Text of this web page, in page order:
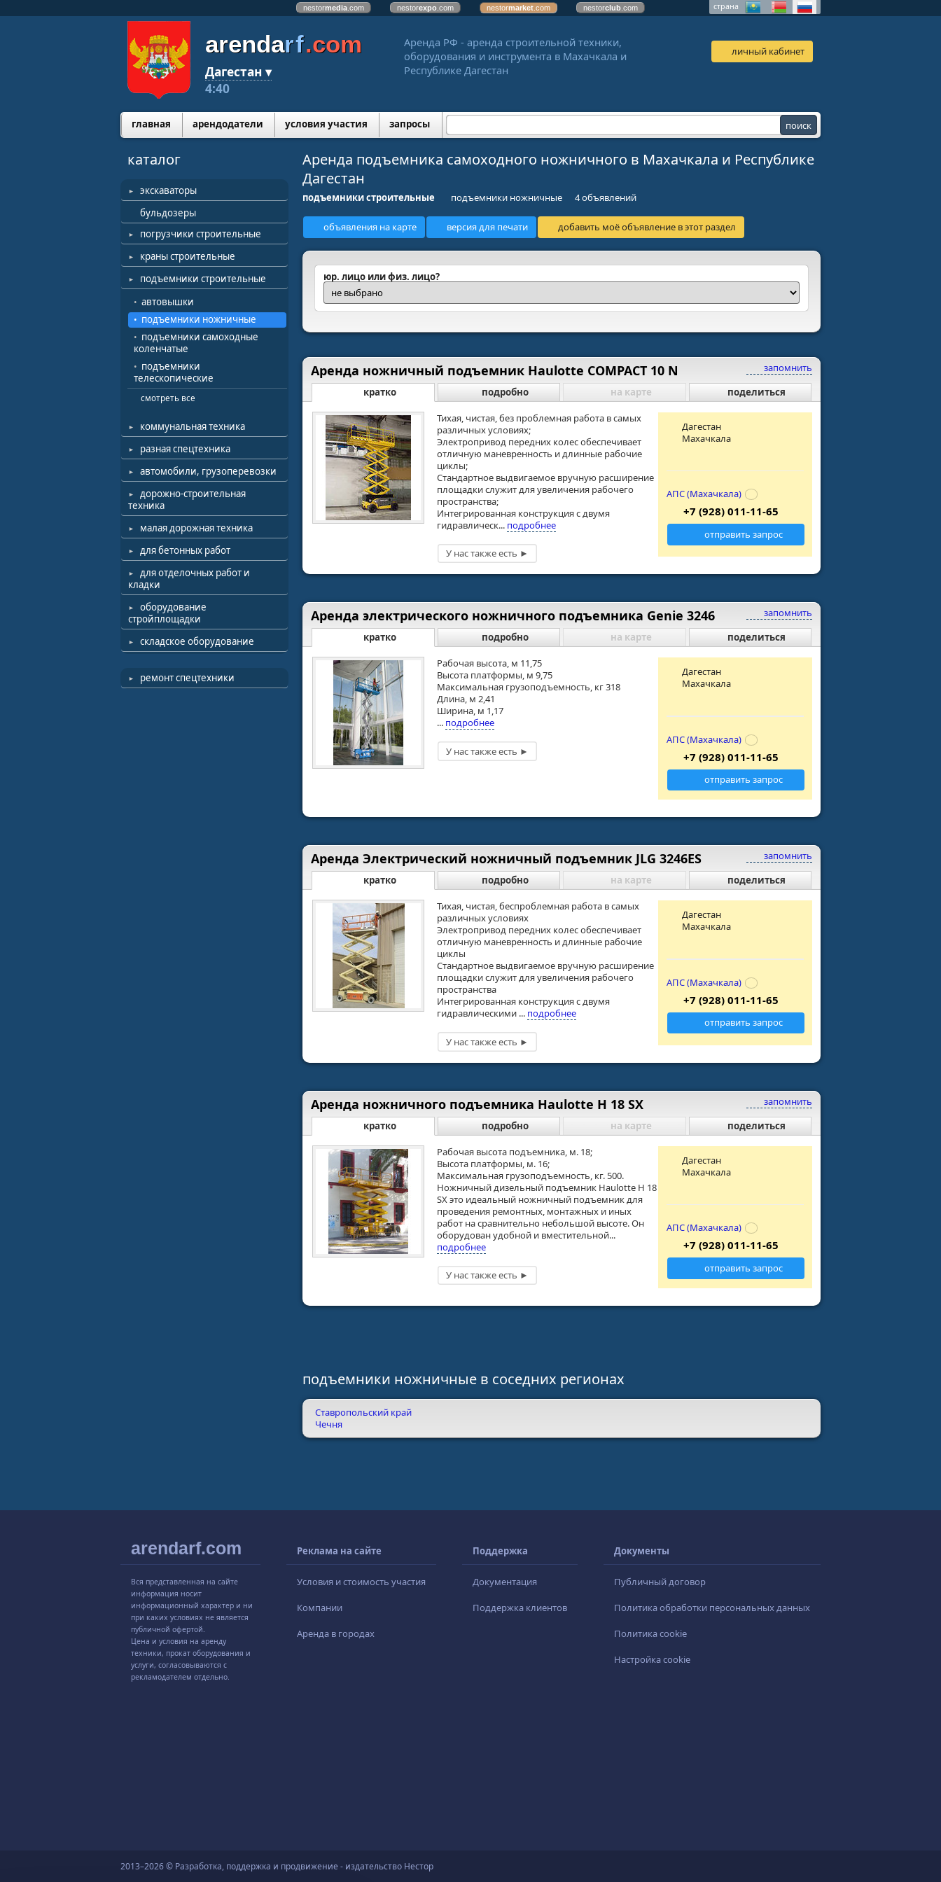
nestormedia .com nestorexpo .com nestormarket .com nestorclub .com страна
arendarf.com
Дагестан ▾
4:40
Аренда РФ - аренда строительной техники,
оборудования и инструмента в Махачкала и
Республике Дагестан
личный кабинет
главная арендодатели условия участия запросы
каталог
экскаваторы
бульдозеры
погрузчики строительные
краны строительные
подъемники строительные
автовышки
подъемники ножничные
подъемники самоходные
коленчатые
подъемники
телескопические
смотреть все
коммунальная техника
разная спецтехника
автомобили, грузоперевозки
дорожно-строительная
техника
малая дорожная техника
для бетонных работ
для отделочных работ и
кладки
оборудование
стройплощадки
складское оборудование
ремонт спецтехники
Аренда подъемника самоходного ножничного в Махачкала и Республике
Дагестан
подъемники строительные подъемники ножничные 4 объявлений
объявления на карте версия для печати добавить моё объявление в этот раздел
юр. лицо или физ. лицо?
запомнить
Аренда ножничный подъемник Haulotte COMPACT 10 N
кратко подробно на карте поделиться
Тихая, чистая, без проблемная работа в самых
различных условиях;
Электропривод передних колес обеспечивает
отличную маневренность и длинные рабочие
циклы;
Стандартное выдвигаемое вручную расширение
площадки служит для увеличения рабочего
пространства;
Интегрированная конструкция с двумя
гидравлическ... подробнее
Дагестан
Махачкала
АПС (Махачкала)
+7 (928) 011-11-65
отправить запрос
запомнить
Аренда электрического ножничного подъемника Genie 3246
кратко подробно на карте поделиться
Рабочая высота, м 11,75
Высота платформы, м 9,75
Максимальная грузоподъемность, кг 318
Длина, м 2,41
Ширина, м 1,17
... подробнее
Дагестан
Махачкала
АПС (Махачкала)
+7 (928) 011-11-65
отправить запрос
запомнить
Аренда Электрический ножничный подъемник JLG 3246ES
кратко подробно на карте поделиться
Тихая, чистая, беспроблемная работа в самых
различных условиях
Электропривод передних колес обеспечивает
отличную маневренность и длинные рабочие
циклы
Стандартное выдвигаемое вручную расширение
площадки служит для увеличения рабочего
пространства
Интегрированная конструкция с двумя
гидравлическими ... подробнее
Дагестан
Махачкала
АПС (Махачкала)
+7 (928) 011-11-65
отправить запрос
запомнить
Аренда ножничного подъемника Haulotte H 18 SX
кратко подробно на карте поделиться
Рабочая высота подъемника, м. 18;
Высота платформы, м. 16;
Максимальная грузоподъемность, кг. 500.
Ножничный дизельный подъемник Haulotte H 18
SX это идеальный ножничный подъемник для
проведения ремонтных, монтажных и иных
работ на сравнительно небольшой высоте. Он
оборудован удобной и вместительной...
подробнее
Дагестан
Махачкала
АПС (Махачкала)
+7 (928) 011-11-65
отправить запрос
подъемники ножничные в соседних регионах
Ставропольский край
Чечня
arendarf.com
Вся представленная на сайте
информация носит
информационный характер и ни
при каких условиях не является
публичной офертой.
Цена и условия на аренду
техники, прокат оборудования и
услуги, согласовываются с
рекламодателем отдельно.
Реклама на сайте
Условия и стоимость участия
Компании
Аренда в городах
Поддержка
Документация
Поддержка клиентов
Документы
Публичный договор
Политика обработки персональных данных
Политика cookie
Настройка cookie
2013–2026 © Разработка, поддержка и продвижение - издательство Нестор